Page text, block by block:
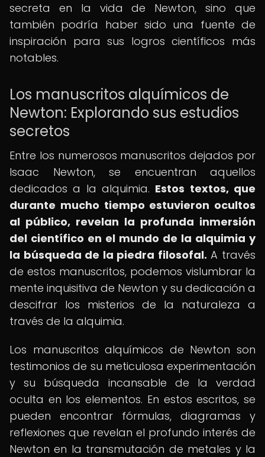
secreta en la vida de Newton, sino que
también podría haber sido una fuente de
inspiración para sus logros científicos más
notables.
Los manuscritos alquímicos de
Newton: Explorando sus estudios
secretos
Entre los numerosos manuscritos dejados por
Isaac Newton, se encuentran aquellos
dedicados a la alquimia. Estos textos, que
durante mucho tiempo estuvieron ocultos
al público, revelan la profunda inmersión
del científico en el mundo de la alquimia y
la búsqueda de la piedra filosofal. A través
de estos manuscritos, podemos vislumbrar la
mente inquisitiva de Newton y su dedicación a
descifrar los misterios de la naturaleza a
través de la alquimia.
Los manuscritos alquímicos de Newton son
testimonios de su meticulosa experimentación
y su búsqueda incansable de la verdad
oculta en los elementos. En estos escritos, se
pueden encontrar fórmulas, diagramas y
reflexiones que revelan el profundo interés de
Newton en la transmutación de metales y la